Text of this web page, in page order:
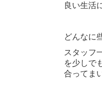
良い生活
どんなに
スタッフ
を少しで
合ってま